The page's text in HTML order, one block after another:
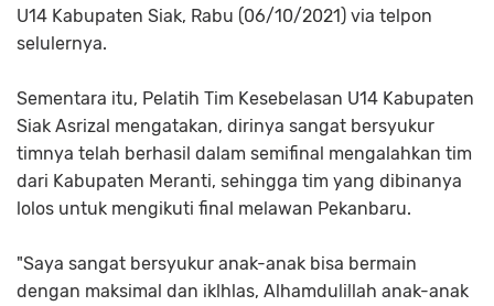
U14 Kabupaten Siak, Rabu (06/10/2021) via telpon
selulernya.
Sementara itu, Pelatih Tim Kesebelasan U14 Kabupaten
Siak Asrizal mengatakan, dirinya sangat bersyukur
timnya telah berhasil dalam semifinal mengalahkan tim
dari Kabupaten Meranti, sehingga tim yang dibinanya
lolos untuk mengikuti final melawan Pekanbaru.
"Saya sangat bersyukur anak-anak bisa bermain
dengan maksimal dan iklhlas, Alhamdulillah anak-anak